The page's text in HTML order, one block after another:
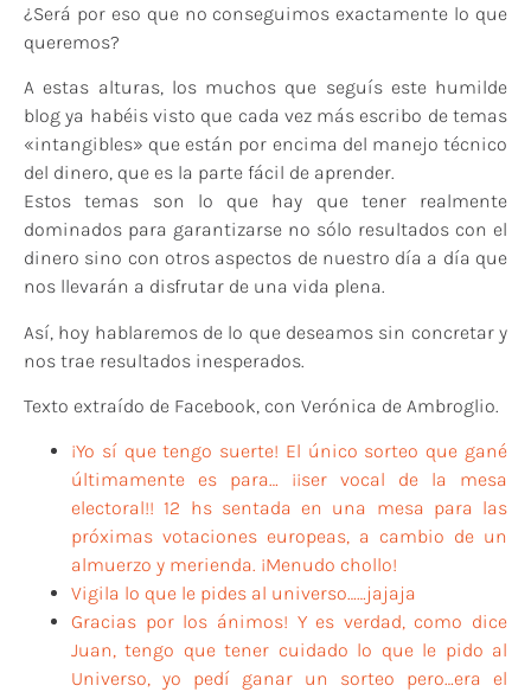
¿Será por eso que no conseguimos exactamente lo que
queremos?
A estas alturas, los muchos que seguís este humilde
blog ya habéis visto que cada vez más escribo de temas
«intangibles» que están por encima del manejo técnico
del dinero, que es la parte fácil de aprender.
Estos temas son lo que hay que tener realmente
dominados para garantizarse no sólo resultados con el
dinero sino con otros aspectos de nuestro día a día que
nos llevarán a disfrutar de una vida plena.
Así, hoy hablaremos de lo que deseamos sin concretar y
nos trae resultados inesperados.
Texto extraído de Facebook, con Verónica de Ambroglio.
¡Yo sí que tengo suerte! El único sorteo que gané
últimamente es para… ¡¡ser vocal de la mesa
electoral!! 12 hs sentada en una mesa para las
próximas votaciones europeas, a cambio de un
almuerzo y merienda. ¡Menudo chollo!
Vigila lo que le pides al universo……jajaja
Gracias por los ánimos! Y es verdad, como dice
Juan, tengo que tener cuidado lo que le pido al
Universo, yo pedí ganar un sorteo pero…era el